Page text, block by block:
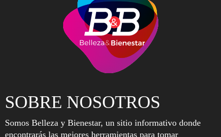
SOBRE NOSOTROS
Somos Belleza y Bienestar, un sitio informativo donde
encontrarás las mejores herramientas para tomar